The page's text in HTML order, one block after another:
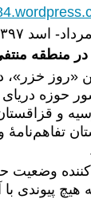
منطقه
روز خزر »،
حوزه دریای
و
وضعیت
پیوندی با